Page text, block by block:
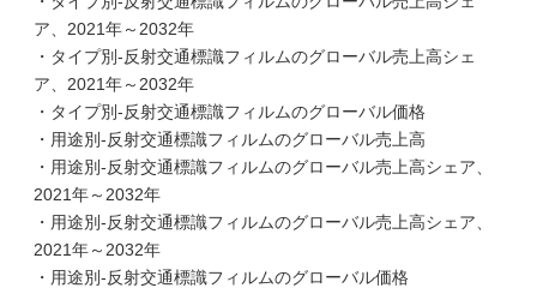
ア、2021年～2032年
・タイプ別-反射交通標識フィルムのグローバル売上高シェ
ア、2021年～2032年
・タイプ別-反射交通標識フィルムのグローバル価格
・用途別-反射交通標識フィルムのグローバル売上高
・用途別-反射交通標識フィルムのグローバル売上高シェア、
2021年～2032年
・用途別-反射交通標識フィルムのグローバル売上高シェア、
2021年～2032年
・用途別-反射交通標識フィルムのグローバル価格